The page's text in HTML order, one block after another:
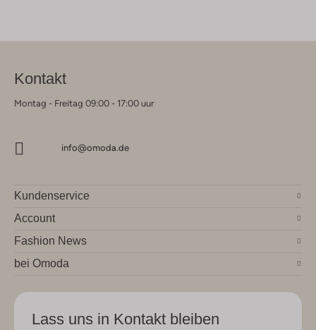
Kontakt
Montag - Freitag 09:00 - 17:00 uur
info@omoda.de
Kundenservice
Account
Fashion News
bei Omoda
Lass uns in Kontakt bleiben